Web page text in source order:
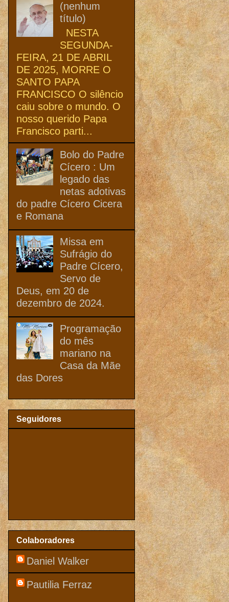
(nenhum
título)
NESTA
SEGUNDA-
FEIRA, 21 DE ABRIL
DE 2025, MORRE O
SANTO PAPA
FRANCISCO O silêncio
caiu sobre o mundo. O
nosso querido Papa
Francisco parti...
Bolo do Padre
Cícero : Um
legado das
netas adotivas
do padre Cícero Cicera
e Romana
Missa em
Sufrágio do
Padre Cícero,
Servo de
Deus, em 20 de
dezembro de 2024.
Programação
do mês
mariano na
Casa da Mãe
das Dores
Seguidores
Colaboradores
Daniel Walker
Pautilia Ferraz